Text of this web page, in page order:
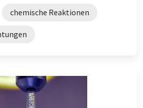
chemische Reaktionen